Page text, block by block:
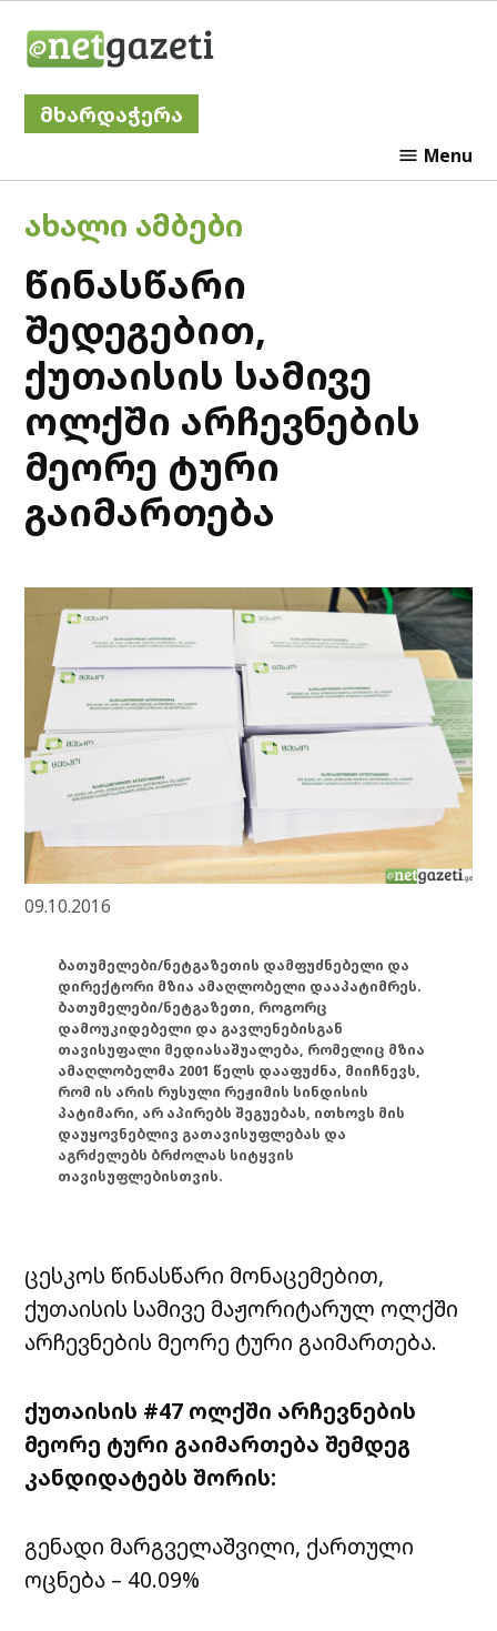
მხარდაჭერა
Menu
POSTED
IN
ᲐᲮᲐᲚᲘ ᲐᲛᲑᲔᲑᲘ
წინასწარი
შედეგებით,
ქუთაისის სამივე
ოლქში არჩევნების
მეორე ტური
გაიმართება
09.10.2016
ბათუმელები/ნეტგაზეთის დამფუძნებელი და
დირექტორი მზია ამაღლობელი დააპატიმრეს.
ბათუმელები/ნეტგაზეთი, როგორც
დამოუკიდებელი და გავლენებისგან
თავისუფალი მედიასაშუალება, რომელიც მზია
ამაღლობელმა 2001 წელს დააფუძნა, მიიჩნევს,
რომ ის არის რუსული რეჟიმის სინდისის
პატიმარი, არ აპირებს შეგუებას, ითხოვს მის
დაუყოვნებლივ გათავისუფლებას და
აგრძელებს ბრძოლას სიტყვის
თავისუფლებისთვის.
ცესკოს წინასწარი მონაცემებით,
ქუთაისის სამივე მაჟორიტარულ ოლქში
არჩევნების მეორე ტური გაიმართება.
ქუთაისის #47 ოლქში არჩევნების
მეორე ტური გაიმართება შემდეგ
კანდიდატებს შორის:
გენადი მარგველაშვილი, ქართული
ოცნება – 40.09%